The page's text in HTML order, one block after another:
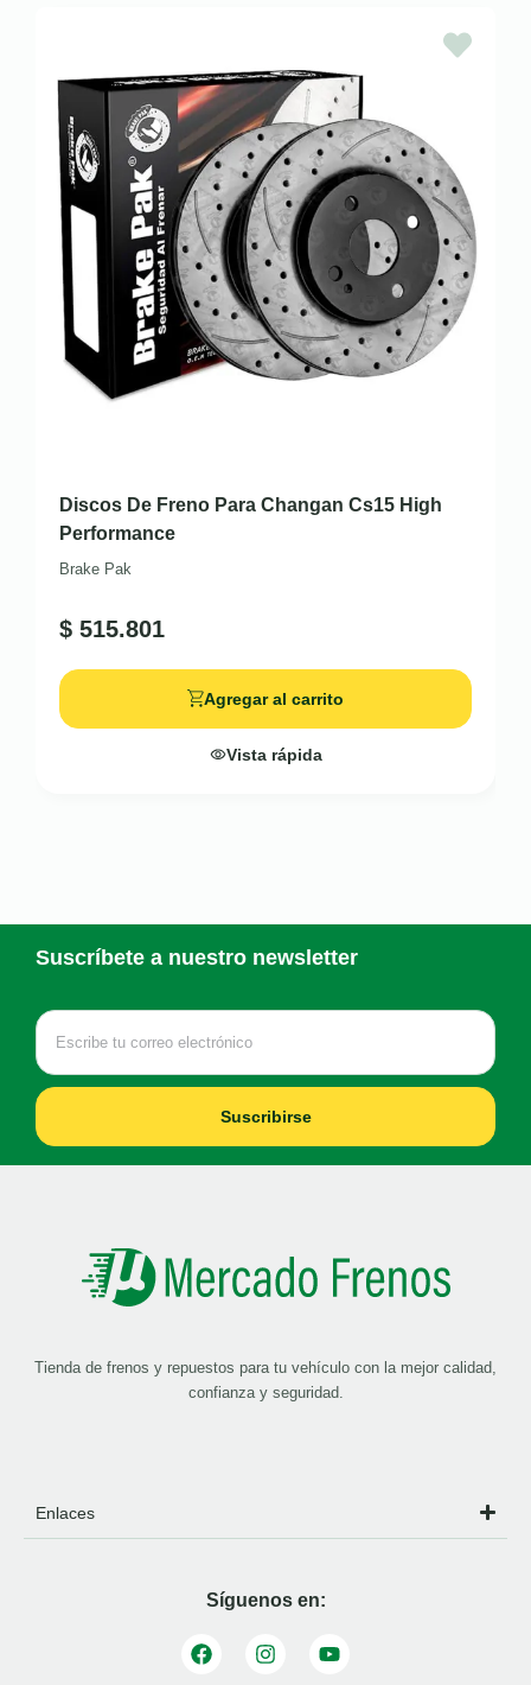
Discos De Freno Para Changan Cs15 High
Performance
Brake Pak
$ 515.801
Agregar al carrito
Vista rápida
Suscríbete a nuestro newsletter
Suscribirse
Tienda de frenos y repuestos para tu vehículo con la mejor calidad,
confianza y seguridad.
Enlaces
Síguenos en: